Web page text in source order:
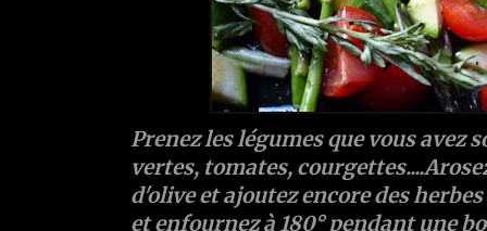
Prenez les légumes que vous avez
vertes, tomates,
d'olive et ajoutez encore des
et enfournez à 180° pendant une